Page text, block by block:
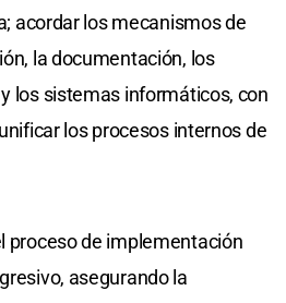
acordar los mecanismos de
la documentación, los
los sistemas informáticos, con
los procesos internos de
proceso de implementación
asegurando la